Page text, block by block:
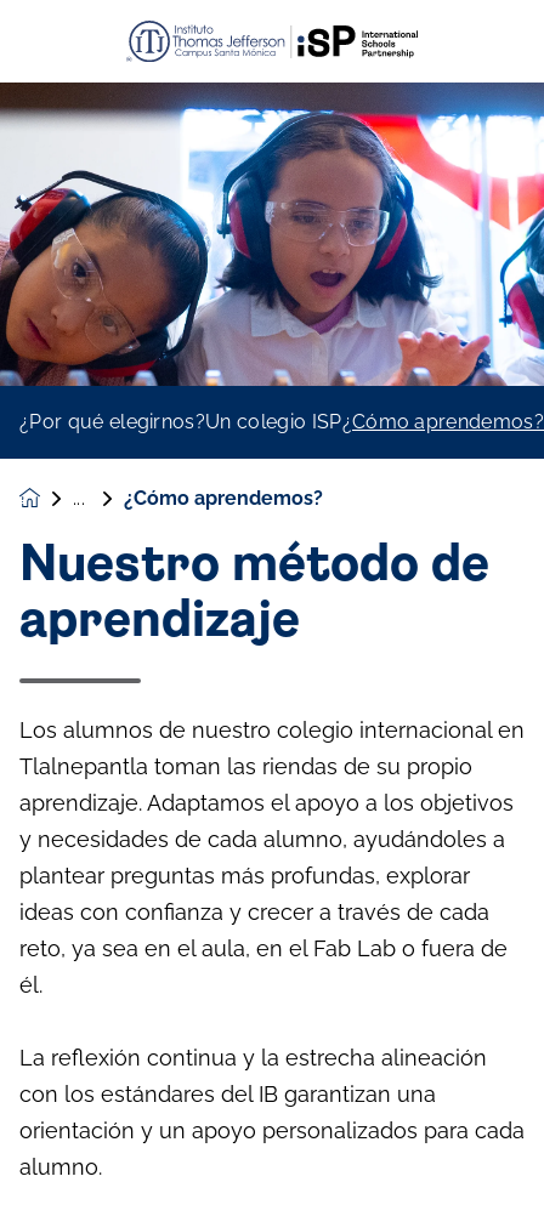
¿Por qué elegirnos?Un colegio ISP¿Cómo aprendemos?
¿Cómo aprendemos?
Nuestro método de
aprendizaje
Los alumnos de nuestro colegio internacional en
Tlalnepantla toman las riendas de su propio
aprendizaje. Adaptamos el apoyo a los objetivos
y necesidades de cada alumno, ayudándoles a
plantear preguntas más profundas, explorar
ideas con confianza y crecer a través de cada
reto, ya sea en el aula, en el Fab Lab o fuera de
él.
La reflexión continua y la estrecha alineación
con los estándares del IB garantizan una
orientación y un apoyo personalizados para cada
alumno.